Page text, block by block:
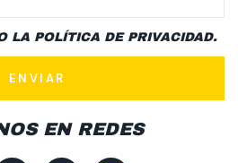
LA POLÍTICA DE PRIVACIDAD.
ENVIAR
EN REDES